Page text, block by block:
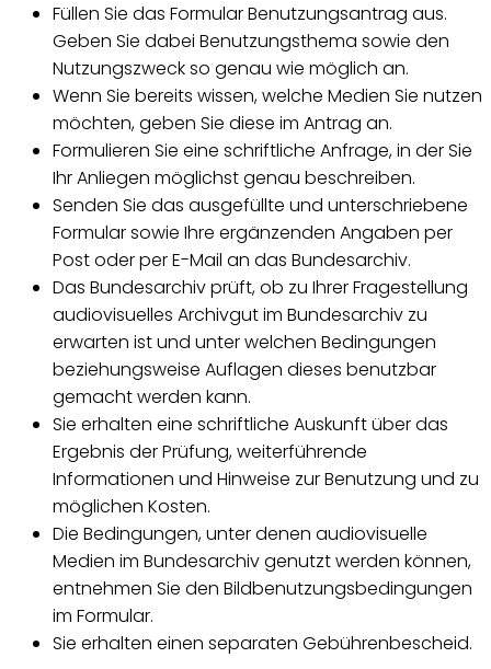
Füllen Sie das Formular Benutzungsantrag aus.
Geben Sie dabei Benutzungsthema sowie den
Nutzungszweck so genau wie möglich an.
Wenn Sie bereits wissen, welche Medien Sie nutzen
möchten, geben Sie diese im Antrag an.
Formulieren Sie eine schriftliche Anfrage, in der Sie
Ihr Anliegen möglichst genau beschreiben.
Senden Sie das ausgefüllte und unterschriebene
Formular sowie Ihre ergänzenden Angaben per
Post oder per E-Mail an das Bundesarchiv.
Das Bundesarchiv prüft, ob zu Ihrer Fragestellung
audiovisuelles Archivgut im Bundesarchiv zu
erwarten ist und unter welchen Bedingungen
beziehungsweise Auflagen dieses benutzbar
gemacht werden kann.
Sie erhalten eine schriftliche Auskunft über das
Ergebnis der Prüfung, weiterführende
Informationen und Hinweise zur Benutzung und zu
möglichen Kosten.
Die Bedingungen, unter denen audiovisuelle
Medien im Bundesarchiv genutzt werden können,
entnehmen Sie den Bildbenutzungsbedingungen
im Formular.
Sie erhalten einen separaten Gebührenbescheid.